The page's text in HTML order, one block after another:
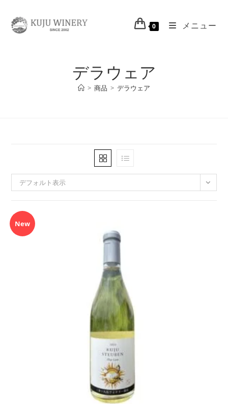
0 メニュー
デラウェア
> 商品 > デラウェア
デフォルト表示
New